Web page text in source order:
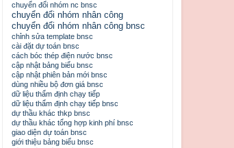
chuyển đổi nhóm nc bnsc
chuyển đổi nhóm nhân công
chuyển đổi nhóm nhân công bnsc
chỉnh sửa template bnsc
cài đặt dự toán bnsc
cách bóc thép điện nước bnsc
cập nhật bảng biểu bnsc
cập nhật phiên bản mới bnsc
dùng nhiều bộ đơn giá bnsc
dữ liệu thẩm định chạy tiếp
dữ liệu thẩm định chạy tiếp bnsc
dự thầu khác thkp bnsc
dự thầu khác tổng hợp kinh phí bnsc
giao diện dự toán bnsc
giới thiệu bảng biểu bnsc